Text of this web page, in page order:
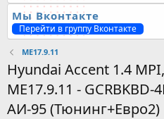
Мы Вконтакте
Перейти в группу Вконтакте
ME17.9.11
Hyundai Accent 1.4
ME17.9.11 - GCRBKBD-
АИ-95 (Тюнинг+Евро2)